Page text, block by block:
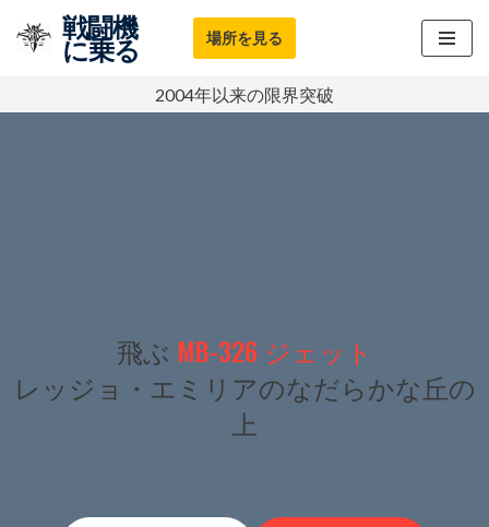
コ
テ
戦闘機
に乗る 場所を見る
2004年以来の限界突破
飛ぶ MB-326 ジェット
レッジョ・エミリアのなだらかな丘の
上